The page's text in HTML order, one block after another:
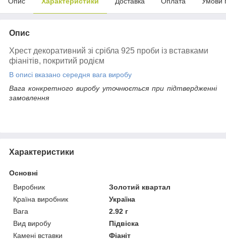
Опис
Хрест декоративний зі срібла 925 проби із вставками
фіанітів, покритий родієм
В описі вказано середня вага виробу
Вага конкретного виробу уточнюється при підтвердженні
замовлення
Характеристики
Основні
Виробник
Золотий квартал
Країна виробник
Україна
Вага
2.92 г
Вид виробу
Підвіска
Камені вставки
Фіаніт